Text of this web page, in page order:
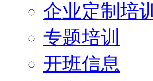
企业定制培训
专题培训
开班信息